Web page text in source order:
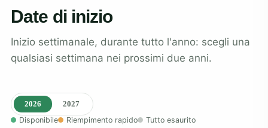
Date di inizio
Inizio settimanale, durante tutto l'anno: scegli una
qualsiasi settimana nei prossimi due anni.
2026
2027
Disponibile
Riempimento rapido Tutto esaurito